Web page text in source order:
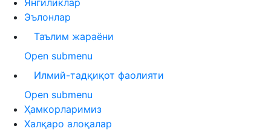
Янгиликлар
Эълонлар
Таълим жараёни
Open submenu
Илмий-тадқиқот фаолияти
Open submenu
Ҳамкорларимиз
Халқаро алоқалар